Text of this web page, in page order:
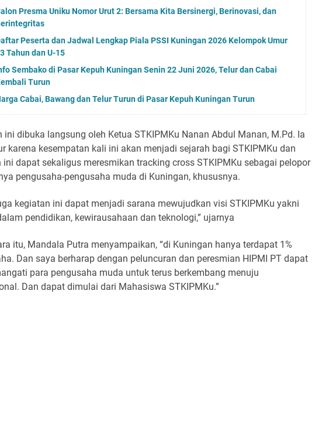
Presma Uniku Nomor Urut 2: Bersama Kita Bersinergi, Berinovasi, dan
Peserta dan Jadwal Lengkap Piala PSSI Kuningan 2026 Kelompok Umur
Tahun dan U-15
Sembako di Pasar Kepuh Kuningan Senin 22 Juni 2026, Telur dan Cabai
Turun
Cabai, Bawang dan Telur Turun di Pasar Kepuh Kuningan Turun
ini dibuka langsung oleh Ketua STKIPMKu Nanan Abdul Manan, M.Pd. Ia
karena kesempatan kali ini akan menjadi sejarah bagi STKIPMKu dan
ini dapat sekaligus meresmikan tracking cross STKIPMKu sebagai pelopor
pengusaha-pengusaha muda di Kuningan, khususnya.
kegiatan ini dapat menjadi sarana mewujudkan visi STKIPMKu yakni
pendidikan, kewirausahaan dan teknologi,” ujarnya
itu, Mandala Putra menyampaikan, “di Kuningan hanya terdapat 1%
Dan saya berharap dengan peluncuran dan peresmian HIPMI PT dapat
para pengusaha muda untuk terus berkembang menuju
Dan dapat dimulai dari Mahasiswa STKIPMKu.”